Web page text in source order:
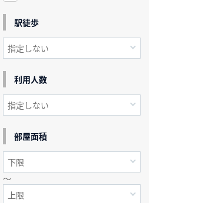
駅徒歩
利用人数
部屋面積
～